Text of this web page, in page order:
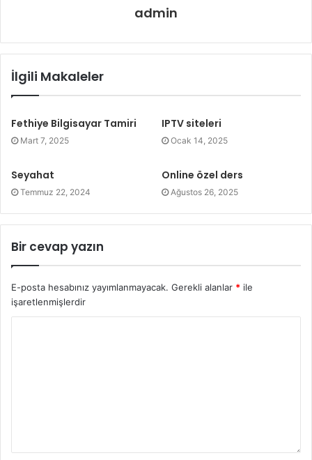
admin
İlgili Makaleler
Fethiye Bilgisayar Tamiri
Mart 7, 2025
IPTV siteleri
Ocak 14, 2025
Seyahat
Temmuz 22, 2024
Online özel ders
Ağustos 26, 2025
Bir cevap yazın
E-posta hesabınız yayımlanmayacak. Gerekli alanlar * ile
işaretlenmişlerdir